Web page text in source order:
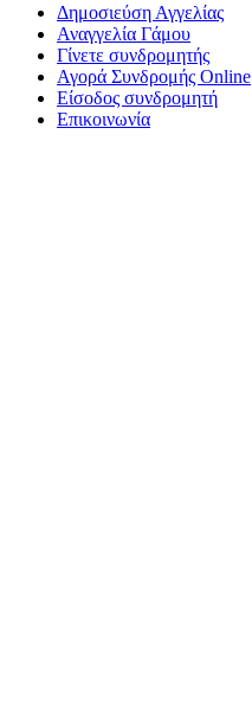
Δημοσιεύση Αγγελίας
Αναγγελία Γάμου
Γίνετε συνδρομητής
Αγορά Συνδρομής Online
Είσοδος συνδρομητή
Επικοινωνία